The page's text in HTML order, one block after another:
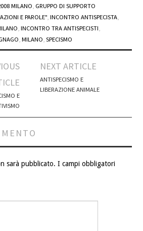
MILANO, GRUPPO DI SUPPORTO
E PAROLE",INCONTRO ANTISPECISTA,
,INCONTRO TRA ANTISPECISTI,
,MILANO,SPECISMO
E
NEXT ARTICLE
ANTISPECISMO E
LIBERAZIONE ANIMALE
sarà pubblicato. I campi obbligatori